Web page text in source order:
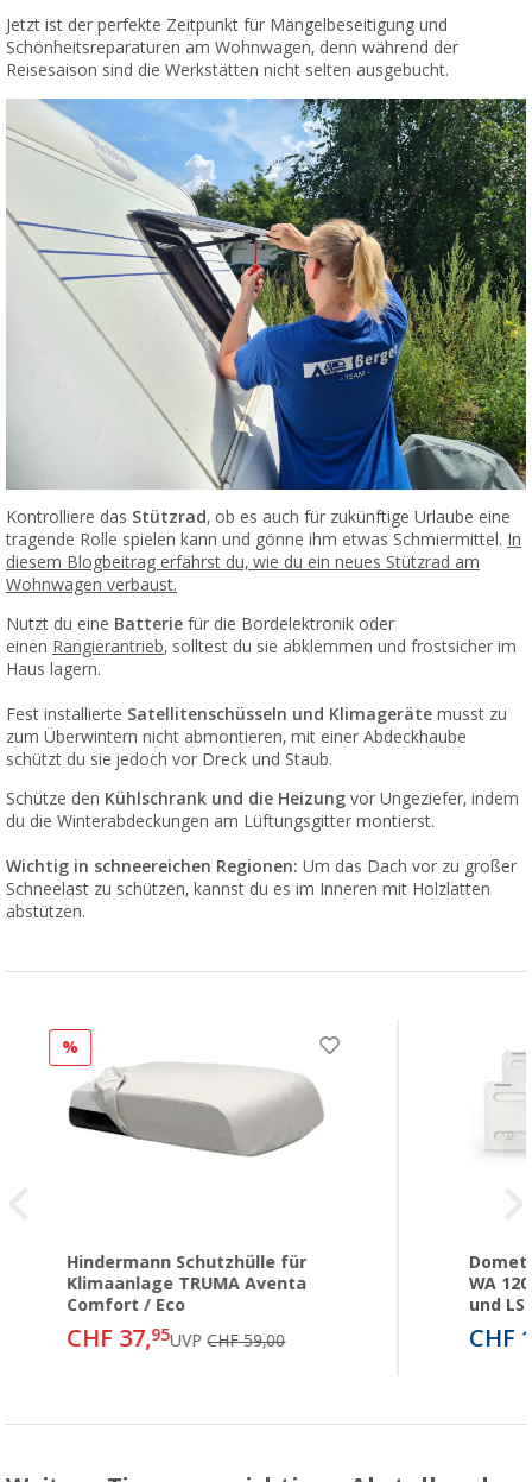
Jetzt ist der perfekte Zeitpunkt für Mängelbeseitigung und
Schönheitsreparaturen am Wohnwagen, denn während der
Reisesaison sind die Werkstätten nicht selten ausgebucht.
Kontrolliere das Stützrad, ob es auch für zukünftige Urlaube eine
tragende Rolle spielen kann und gönne ihm etwas Schmiermittel. In
diesem Blogbeitrag erfährst du, wie du ein neues Stützrad am
Wohnwagen verbaust.
Nutzt du eine Batterie für die Bordelektronik oder
einen Rangierantrieb, solltest du sie abklemmen und frostsicher im
Haus lagern.
Fest installierte Satellitenschüsseln und Klimageräte musst zu
zum Überwintern nicht abmontieren, mit einer Abdeckhaube
schützt du sie jedoch vor Dreck und Staub.
Schütze den Kühlschrank und die Heizung vor Ungeziefer, indem
du die Winterabdeckungen am Lüftungsgitter montierst.
Wichtig in schneereichen Regionen: Um das Dach vor zu großer
Schneelast zu schützen, kannst du es im Inneren mit Holzlatten
abstützen.
%
Hindermann Schutzhülle für
Klimaanlage TRUMA Aventa
Comfort / Eco
CHF 37,95UVPCHF 59,00
WA
und
CHF